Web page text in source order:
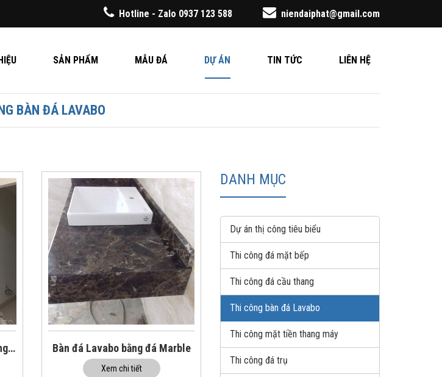
niendaiphat@gmail.com
Hotline - Zalo 0937 123 588
SẢN PHẨM MẪU ĐÁ DỰ ÁN TIN TỨC LIÊN HỆ
BÀN ĐÁ LAVABO
Bàn đá Lavabo bằng đá Marble
Xem chi tiết
DANH MỤC
Dự án thị công tiêu biểu
Thi công đá mặt bếp
Thi công đá cầu thang
Thi công bàn đá Lavabo
Thi công mặt tiền thang máy
Thi công đá trụ